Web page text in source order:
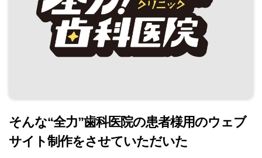
そんな“全力”歯科医院の患者様用のウェブ
サイト制作をさせていただいた